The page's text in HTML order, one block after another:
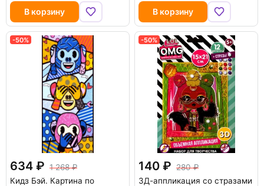
В корзину В корзину
-50%
634
1 268
Кидз Бэй. Картина по
-50%
140
280
3Д-аппликация со стразами